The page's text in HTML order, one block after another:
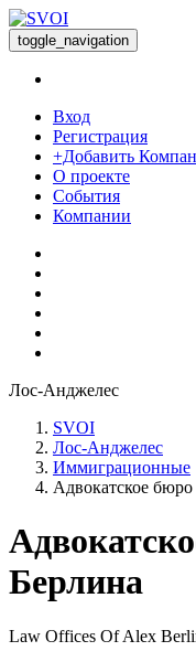
toggle_navigation
Вход
Регистрация
+Добавить
О проекте
События
Компании
Лос-Анджелес
SVOI
Лос-Анджелес
Иммиграционные
Адвокатское
Берлина
Law Offices Of Alex